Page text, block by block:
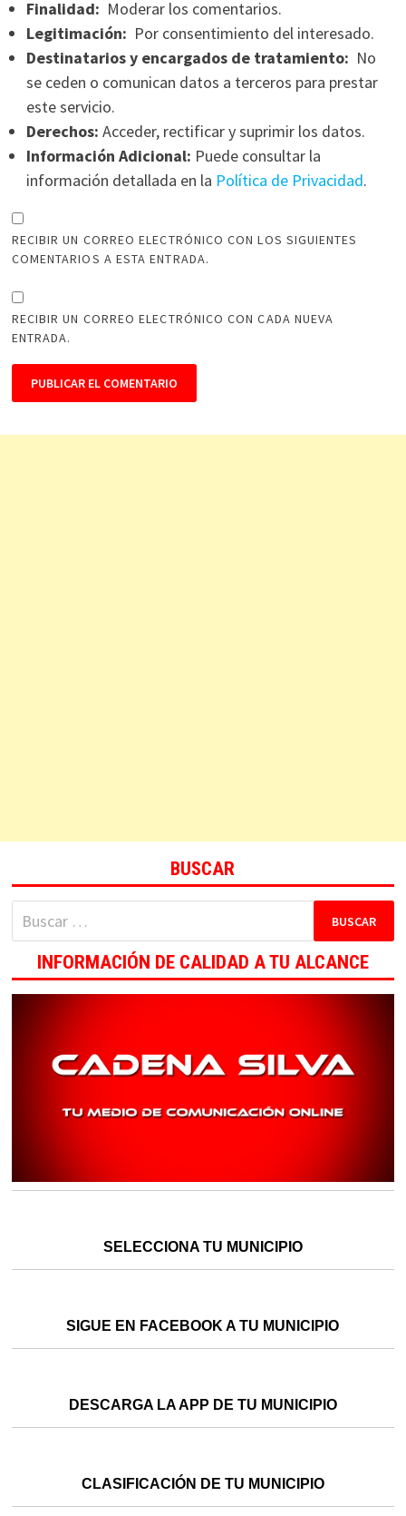
Finalidad: Moderar los comentarios.
Legitimación: Por consentimiento del interesado.
Destinatarios y encargados de tratamiento: No
se ceden o comunican datos a terceros para prestar
este servicio.
Derechos: Acceder, rectificar y suprimir los datos.
Información Adicional: Puede consultar la
información detallada en la Política de Privacidad.
RECIBIR UN CORREO ELECTRÓNICO CON LOS SIGUIENTES
COMENTARIOS A ESTA ENTRADA.
RECIBIR UN CORREO ELECTRÓNICO CON CADA NUEVA
ENTRADA.
BUSCAR
Buscar:
INFORMACIÓN DE CALIDAD A TU ALCANCE
SELECCIONA TU MUNICIPIO
SIGUE EN FACEBOOK A TU MUNICIPIO
DESCARGA LA APP DE TU MUNICIPIO
CLASIFICACIÓN DE TU MUNICIPIO